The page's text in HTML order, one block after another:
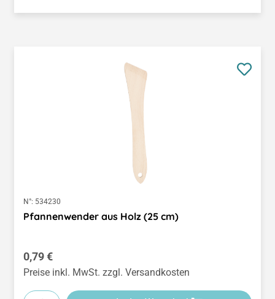
N°: 534230
Pfannenwender aus Holz (25 cm)
Regulärer Preis:
0,79 €
Preise inkl. MwSt. zzgl. Versandkosten